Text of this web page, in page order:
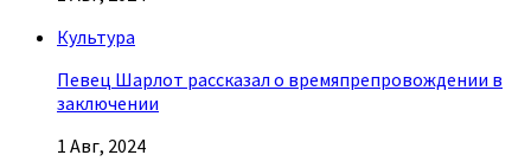
Культура
Певец Шарлот рассказал о времяпрепровождении в
заключении
1 Авг, 2024